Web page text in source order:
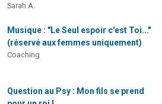
Sarah A.
Musique : "Le Seul espoir c'est Toi..."
(réservé aux femmes uniquement)
Coaching
Question au Psy : Mon fils se prend